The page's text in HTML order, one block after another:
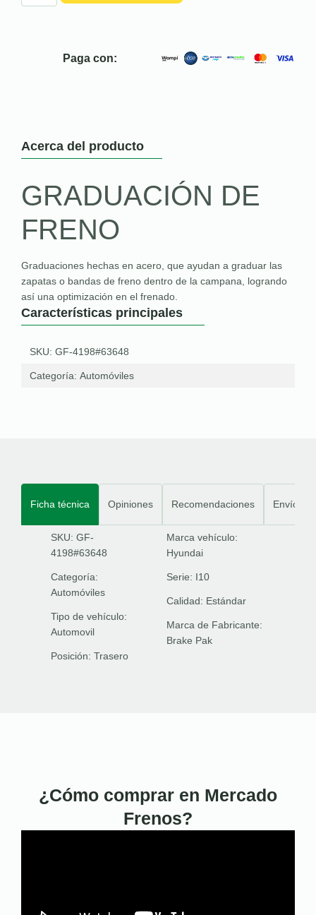
Paga con:
Acerca del producto
GRADUACIÓN DE
FRENO
Graduaciones hechas en acero, que ayudan a graduar las
zapatas o bandas de freno dentro de la campana, logrando
así una optimización en el frenado.
Características principales
SKU: GF-4198#63648
Categoría: Automóviles
Ficha técnica Opiniones Recomendaciones Envíos
SKU: GF-
4198#63648
Categoría:
Automóviles
Tipo de vehículo:
Automovil
Posición: Trasero
Marca vehículo:
Hyundai
Serie: I10
Calidad: Estándar
Marca de Fabricante:
Brake Pak
¿Cómo comprar en Mercado
Frenos?